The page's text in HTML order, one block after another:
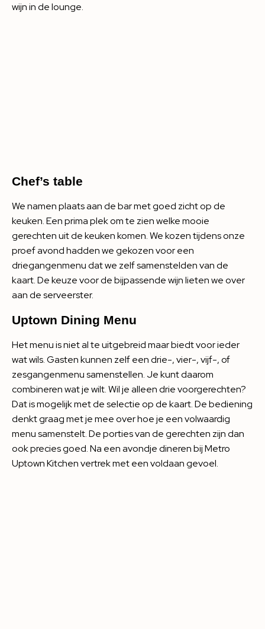
wijn in de lounge.
Chef’s table
We namen plaats aan de bar met goed zicht op de
keuken. Een prima plek om te zien welke mooie
gerechten uit de keuken komen. We kozen tijdens onze
proef avond hadden we gekozen voor een
driegangenmenu dat we zelf samenstelden van de
kaart. De keuze voor de bijpassende wijn lieten we over
aan de serveerster.
Uptown Dining Menu
Het menu is niet al te uitgebreid maar biedt voor ieder
wat wils. Gasten kunnen zelf een drie-, vier-, vijf-, of
zesgangenmenu samenstellen. Je kunt daarom
combineren wat je wilt. Wil je alleen drie voorgerechten?
Dat is mogelijk met de selectie op de kaart. De bediening
denkt graag met je mee over hoe je een volwaardig
menu samenstelt. De porties van de gerechten zijn dan
ook precies goed. Na een avondje dineren bij Metro
Uptown Kitchen vertrek met een voldaan gevoel.